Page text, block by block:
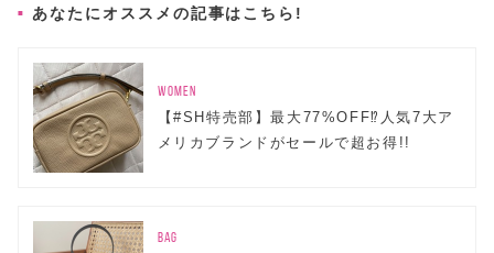
あなたにオススメの記事はこちら!
WOMEN
【#SH特売部】最大77%OFF⁉人気7大ア
メリカブランドがセールで超お得!!
BAG